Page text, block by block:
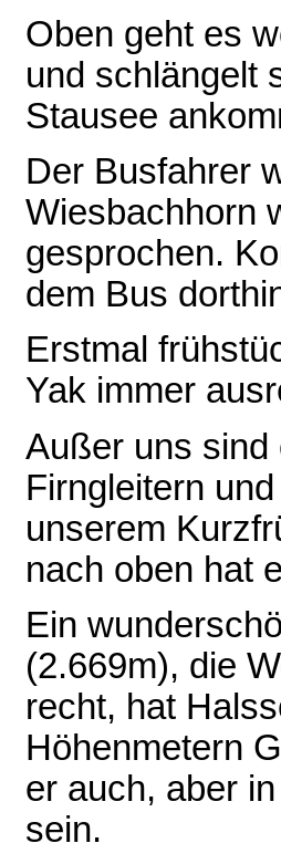
Oben geht es
und schlängelt
Stausee
Der Busfahrer
Wiesbachhorn
gesprochen.
dem Bus
Erstmal
Yak immer
Außer uns sind
Firngleitern
unserem
nach oben hat
Ein
(2.669m), die
recht, hat
Höhenmetern
er auch, aber
sein.